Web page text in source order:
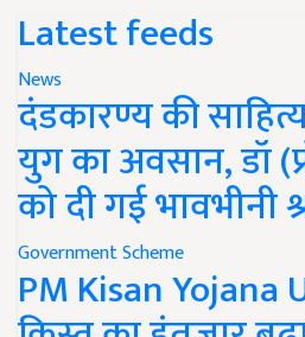
Latest feeds
News
दंडकारण्य की
युग का अवसान, डॉ
को दी गई भावभीनी
Government Scheme
PM Kisan Yojana